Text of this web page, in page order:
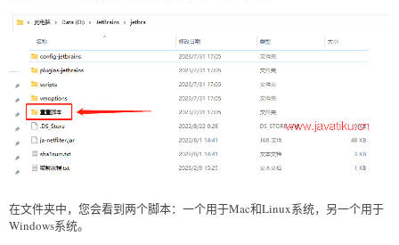
在文件夹中，您会看到两个脚本：一个用于Mac和Linux系统，另一个用于
Windows系统。